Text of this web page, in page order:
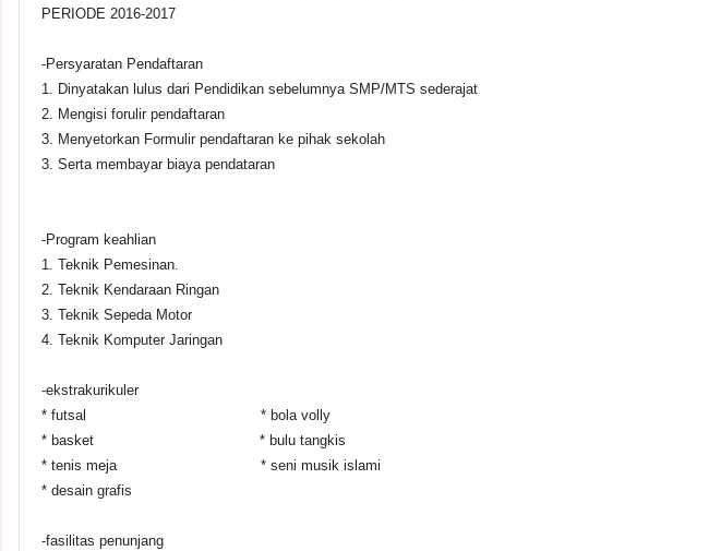
PERIODE 2016-2017
-Persyaratan Pendaftaran
1. Dinyatakan lulus dari Pendidikan sebelumnya SMP/MTS sederajat
2. Mengisi forulir pendaftaran
3. Menyetorkan Formulir pendaftaran ke pihak sekolah
3. Serta membayar biaya pendataran
-Program keahlian
1. Teknik Pemesinan.
2. Teknik Kendaraan Ringan
3. Teknik Sepeda Motor
4. Teknik Komputer Jaringan
-ekstrakurikuler
* futsal * bola volly
* basket * bulu tangkis
* tenis meja * seni musik islami
* desain grafis
-fasilitas penunjang